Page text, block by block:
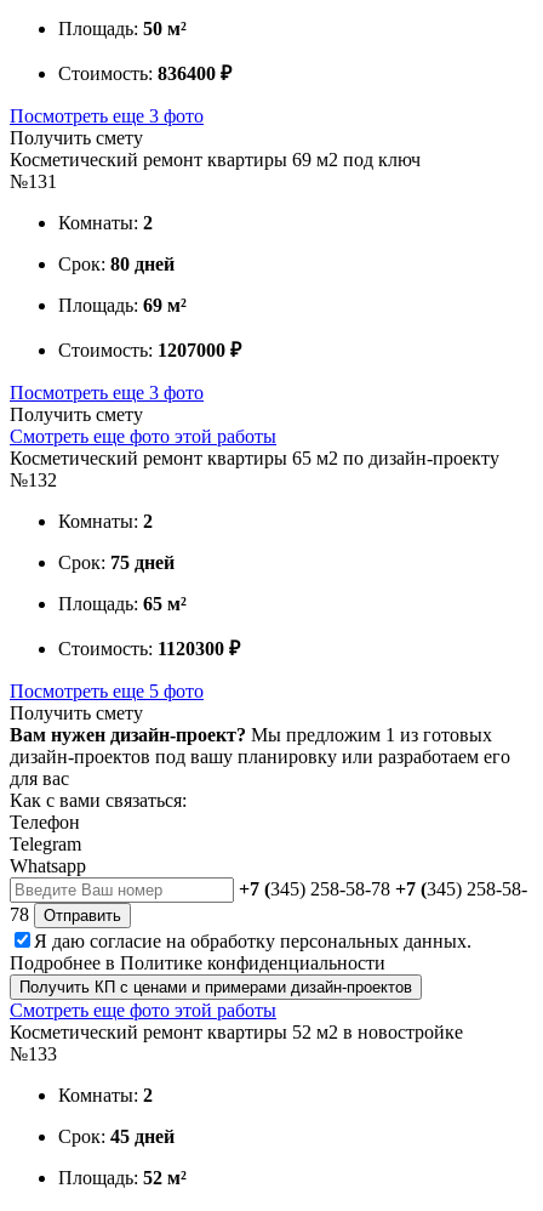
Площадь: 50 м²
Стоимость: 836400 ₽
Посмотреть еще 3 фото
Получить смету
Косметический ремонт квартиры 69 м2 под ключ
№131
Комнаты: 2
Срок: 80 дней
Площадь: 69 м²
Стоимость: 1207000 ₽
Посмотреть еще 3 фото
Получить смету
Смотреть еще фото этой работы
Косметический ремонт квартиры 65 м2 по дизайн-проекту
№132
Комнаты: 2
Срок: 75 дней
Площадь: 65 м²
Стоимость: 1120300 ₽
Посмотреть еще 5 фото
Получить смету
Вам нужен дизайн-проект? Мы предложим 1 из готовых
дизайн-проектов под вашу планировку или разработаем его
для вас
Как с вами связаться:
Телефон
Telegram
Whatsapp
+7 (345) 258-58-78 +7 (345) 258-58-
78
Отправить
Я даю согласие на обработку персональных данных.
Подробнее в Политике конфиденциальности
Получить КП с ценами и примерами дизайн-проектов
Смотреть еще фото этой работы
Косметический ремонт квартиры 52 м2 в новостройке
№133
Комнаты: 2
Срок: 45 дней
Площадь: 52 м²